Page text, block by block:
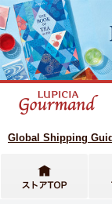
Global Shipping